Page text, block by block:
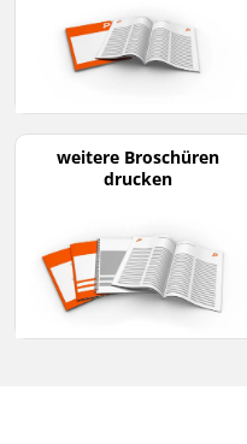
weitere Broschüren
drucken